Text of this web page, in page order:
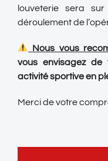
louveterie sera
déroulement de
Nous vous
vous envisagez de
activité sportive en
Merci de votre